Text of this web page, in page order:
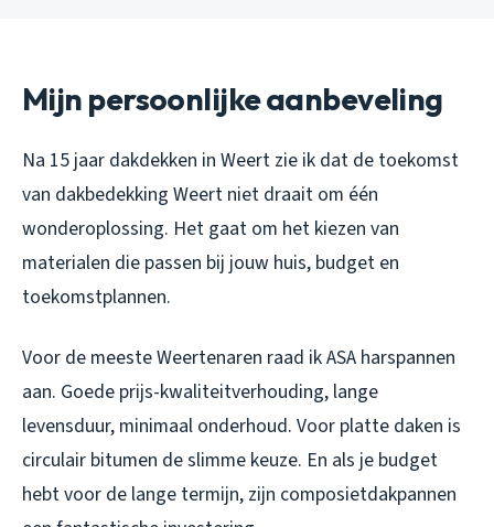
Mijn persoonlijke aanbeveling
Na 15 jaar dakdekken in Weert zie ik dat de toekomst
van dakbedekking Weert niet draait om één
wonderoplossing. Het gaat om het kiezen van
materialen die passen bij jouw huis, budget en
toekomstplannen.
Voor de meeste Weertenaren raad ik ASA harspannen
aan. Goede prijs-kwaliteitverhouding, lange
levensduur, minimaal onderhoud. Voor platte daken is
circulair bitumen de slimme keuze. En als je budget
hebt voor de lange termijn, zijn composietdakpannen